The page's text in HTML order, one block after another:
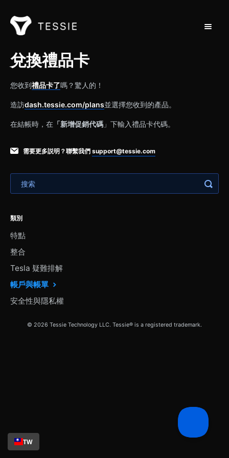
切換導
兌換禮品卡
您收到禮品卡了嗎？驚人的！
造訪dash.tessie.com/plans並選擇您收到的產品。
在結帳時，在 「新增促銷代碼 」下輸入禮品卡代碼。
需要更多説明？聯繫我們 support@tessie.com
類別
特點
整合
Tesla 疑難排解
帳戶與帳單
安全性與隱私權
© 2026 Tessie Technology LLC. Tessie® is a registered trademark.
TW